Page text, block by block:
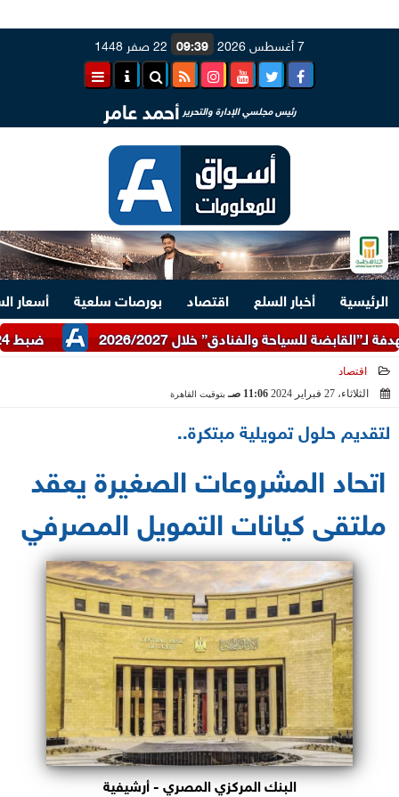
7 أغسطس 2026 09:39 22 صفر 1448
رئيس مجلسي الإدارة والتحرير أحمد عامر
الرئيسية أخبار السلع اقتصاد بورصات سلعية
أسعار
ضبط 24 طن دقيق أبيض وبلدي مدعم عبر شرطة التموين
اقتصاد
الثلاثاء، 27 فبراير 2024
11:06 صـ بتوقيت القاهرة
لتقديم حلول تمويلية مبتكرة..
اتحاد المشروعات الصغيرة يعقد
ملتقى كيانات التمويل المصرفي
البنك المركزي المصري - أرشيفية